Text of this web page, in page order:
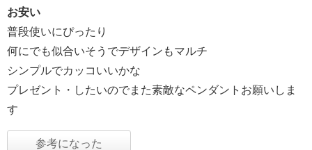
お安い
普段使いにぴったり
何にでも似合いそうでデザインもマルチ
シンプルでカッコいいかな
プレゼント・したいのでまた素敵なペンダントお願いしま
す
参考になった